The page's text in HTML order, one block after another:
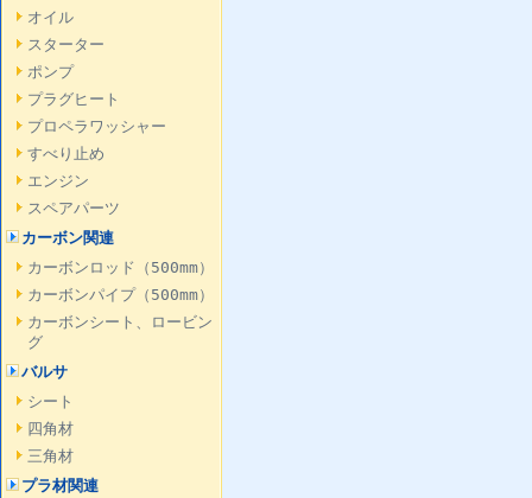
オイル
スターター
ポンプ
プラグヒート
プロペラワッシャー
すべり止め
エンジン
スペアパーツ
カーボン関連
カーボンロッド（500mm）
カーボンパイプ（500mm）
カーボンシート、ロービン
グ
バルサ
シート
四角材
三角材
プラ材関連